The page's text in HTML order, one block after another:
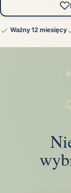
Ważny 12 miesięcy